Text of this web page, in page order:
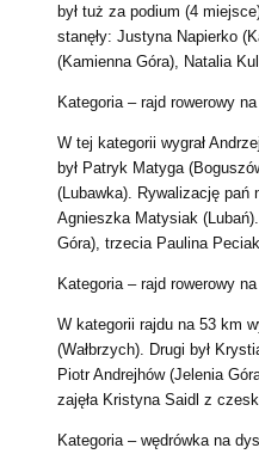
był tuż za podium (4
stanęły: Justyna Napierko
(Kamienna Góra), Natalia
Kategoria – rajd rowerowy
W tej kategorii wygrał
był Patryk Matyga
(Lubawka). Rywalizację pań
Agnieszka Matysiak
Góra), trzecia Paulina
Kategoria – rajd rowerowy
W kategorii rajdu na 53 km
(Wałbrzych). Drugi był
Piotr Andrejhów (Jelenia
zajęła Kristyna Saidl z
Kategoria – wędrówka na